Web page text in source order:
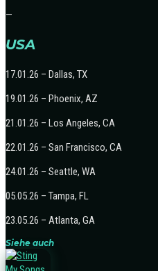
—
USA
17.01.26 – Dallas, TX
19.01.26 – Phoenix, AZ
21.01.26 – Los Angeles, CA
22.01.26 – San Francisco, CA
24.01.26 – Seattle, WA
05.05.26 – Tampa, FL
23.05.26 – Atlanta, GA
Siehe auch